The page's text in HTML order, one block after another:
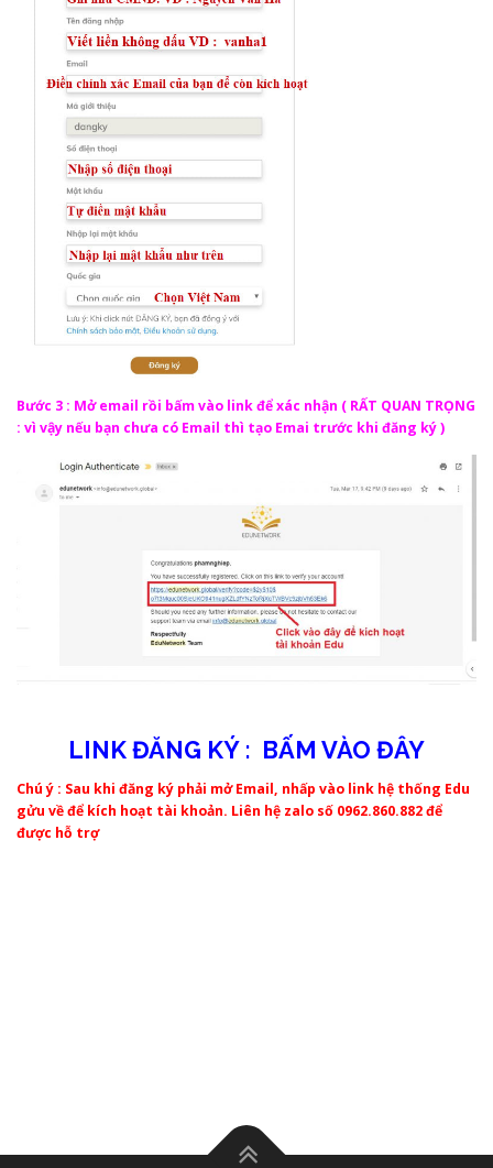
Bước 3 : Mở email rồi bấm vào link để xác nhận ( RẤT QUAN TRỌNG
: vì vậy nếu bạn chưa có Email thì tạo Emai trước khi đăng ký )
LINK ĐĂNG KÝ : BẤM VÀO ĐÂY
Chú ý : Sau khi đăng ký phải mở Email, nhấp vào link hệ thống Edu
gửu về để kích hoạt tài khoản. Liên hệ zalo số 0962.860.882 để
được hỗ trợ